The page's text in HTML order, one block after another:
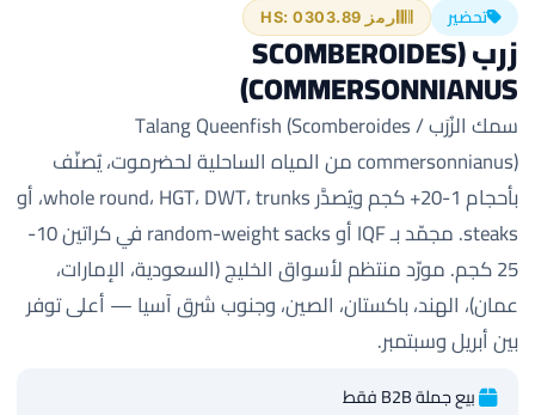
تحضير رمز HS: 0303.89
زرب (SCOMBEROIDES
COMMERSONNIANUS)
سمك الزُرَب / Talang Queenfish (Scomberoides
commersonnianus) من المياه الساحلية لحضرموت، يُصنّف
بأحجام 1-20+ كجم ويُصدَّر whole round، HGT، DWT، trunks، أو
steaks. مجمّد بـ IQF أو random-weight sacks في كراتين 10-
25 كجم. مورّد منتظم لأسواق الخليج (السعودية، الإمارات،
عمان)، الهند، باكستان، الصين، وجنوب شرق آسيا — أعلى توفر
بين أبريل وسبتمبر.
بيع جملة B2B فقط